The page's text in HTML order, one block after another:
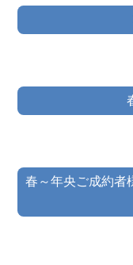
春～年央ご成約者